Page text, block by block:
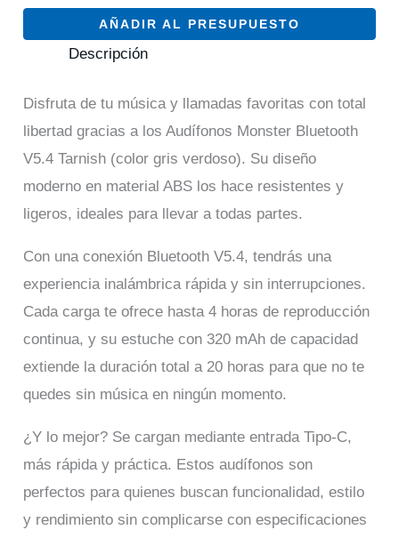
AÑADIR AL PRESUPUESTO
Descripción
Disfruta de tu música y llamadas favoritas con total
libertad gracias a los Audífonos Monster Bluetooth
V5.4 Tarnish (color gris verdoso). Su diseño
moderno en material ABS los hace resistentes y
ligeros, ideales para llevar a todas partes.
Con una conexión Bluetooth V5.4, tendrás una
experiencia inalámbrica rápida y sin interrupciones.
Cada carga te ofrece hasta 4 horas de reproducción
continua, y su estuche con 320 mAh de capacidad
extiende la duración total a 20 horas para que no te
quedes sin música en ningún momento.
¿Y lo mejor? Se cargan mediante entrada Tipo-C,
más rápida y práctica. Estos audífonos son
perfectos para quienes buscan funcionalidad, estilo
y rendimiento sin complicarse con especificaciones